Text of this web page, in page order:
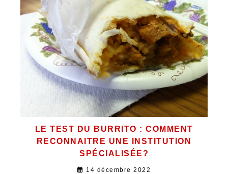
LE TEST DU BURRITO : COMMENT
RECONNAITRE UNE INSTITUTION
SPÉCIALISÉE?
14 décembre 2022